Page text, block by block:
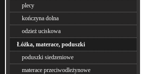
plecy
kończyna dolna
odzież uciskowa
Łóżka, materace, poduszki
poduszki siedzeniowe
materace przeciwodleżynowe